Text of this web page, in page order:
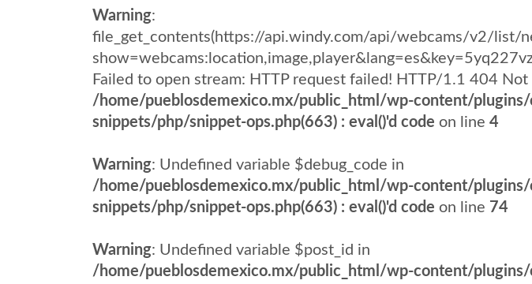
Warning:
file_get_contents(https://api.windy.com/api/webcams/v2/list/
Failed to open stream: HTTP request failed! HTTP/1.1 404 Not
/home/pueblosdemexico.mx/public_html/wp-content/plugins/
snippets/php/snippet-ops.php(663) : eval()'d code on line 4
Warning: Undefined variable $debug_code in
/home/pueblosdemexico.mx/public_html/wp-content/plugins/
snippets/php/snippet-ops.php(663) : eval()'d code on line 74
Warning: Undefined variable $post_id in
/home/pueblosdemexico.mx/public_html/wp-content/plugins/